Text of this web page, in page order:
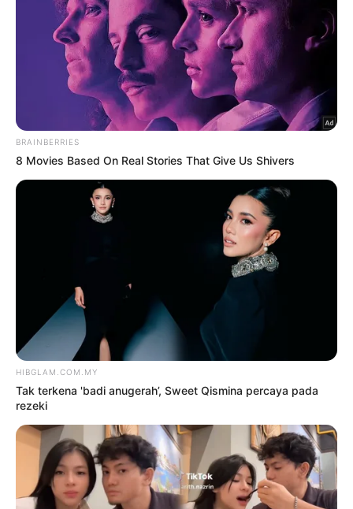
TRENDING
Kasihan Aisha Retno, cakap
Indonesia pun kena kecam
2 Ogos 2026
2
‘Tak pakai susuk, masih lelaki
tulen’ – Rashdan Baba kongsi tip
Siti Nurhaliza sebak, Noraniza
Idris ‘seram’ duet Hati Kama
5 Ogos 2026
Saya jumpa pakar psikiatri,
Astillah
‘Tak takut bekerjasama dengan
Aliff, saya pun pendosa’
5 Ogos 2026